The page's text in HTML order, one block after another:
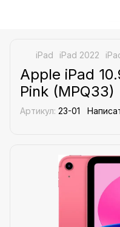
iPad iPad 2022
Apple iPad
Pink (MPQ33)
Артикул: 23-01